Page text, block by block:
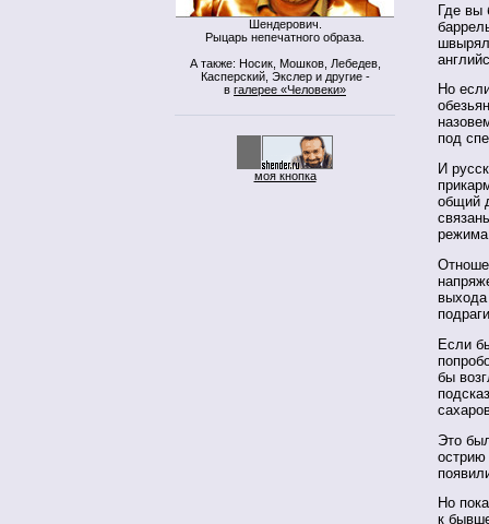
Шендерович.
Рыцарь непечатного образа.
А также: Носик, Мошков, Лебедев,
Касперский, Экслер и другие -
в галерее «Человеки»
моя кнопка
Где вы
Но
под
И
общий
выхода
Если
бы
Это
острию
Но
к